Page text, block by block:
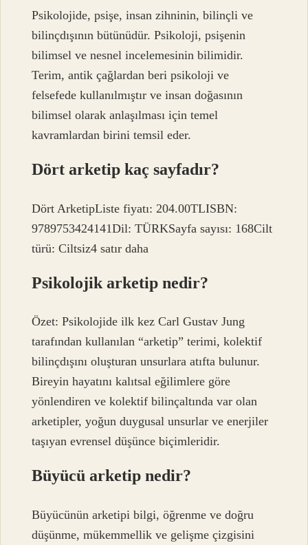
Psikolojide, psişe, insan zihninin, bilinçli ve
bilinçdışının bütünüdür. Psikoloji, psişenin
bilimsel ve nesnel incelemesinin bilimidir.
Terim, antik çağlardan beri psikoloji ve
felsefede kullanılmıştır ve insan doğasının
bilimsel olarak anlaşılması için temel
kavramlardan birini temsil eder.
Dört arketip kaç sayfadır?
Dört ArketipListe fiyatı: 204.00TLISBN:
9789753424141Dil: TÜRKSayfa sayısı: 168Cilt
türü: Ciltsiz4 satır daha
Psikolojik arketip nedir?
Özet: Psikolojide ilk kez Carl Gustav Jung
tarafından kullanılan “arketip” terimi, kolektif
bilinçdışını oluşturan unsurlara atıfta bulunur.
Bireyin hayatını kalıtsal eğilimlere göre
yönlendiren ve kolektif bilinçaltında var olan
arketipler, yoğun duygusal unsurlar ve enerjiler
taşıyan evrensel düşünce biçimleridir.
Büyücü arketip nedir?
Büyücünün arketipi bilgi, öğrenme ve doğru
düşünme, mükemmellik ve gelişme çizgisini